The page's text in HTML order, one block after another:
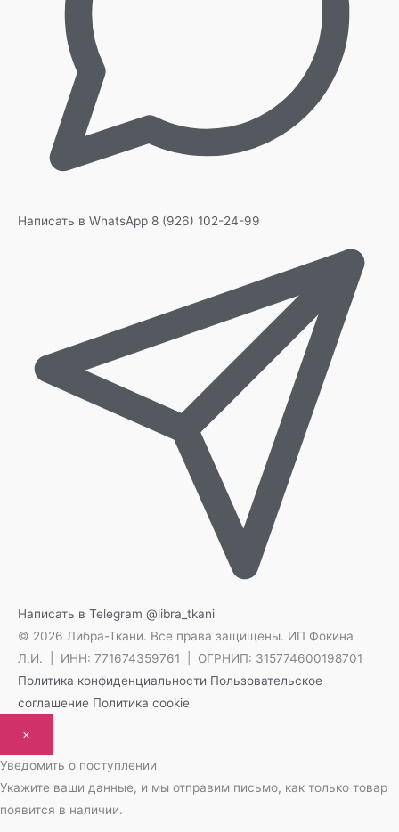
Написать в WhatsApp 8 (926) 102-24-99
Написать в Telegram @libra_tkani
© 2026 Либра-Ткани. Все права защищены. ИП Фокина
Л.И. | ИНН: 771674359761 | ОГРНИП: 315774600198701
Политика конфиденциальности Пользовательское
соглашение Политика cookie
×
Уведомить о поступлении
Укажите ваши данные, и мы отправим письмо, как только товар
появится в наличии.